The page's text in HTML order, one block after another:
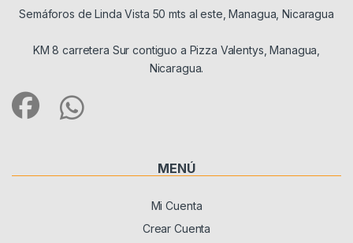
Semáforos de Linda Vista 50 mts al este, Managua, Nicaragua
KM 8 carretera Sur contiguo a Pizza Valentys, Managua,
Nicaragua.
MENÚ
Mi Cuenta
Crear Cuenta